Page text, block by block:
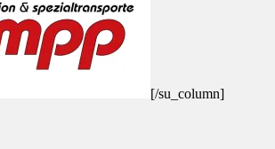
[/su_column]